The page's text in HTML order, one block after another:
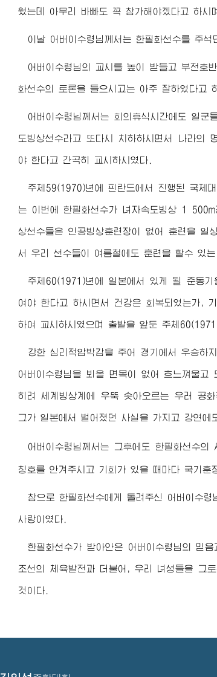
웠는데 아무리 바빠도 꼭 참가해야겠다고 하시
이날 어버이수령님께서 는 한필화선수를 주석
어버이수령님 의 교시를 높이 받들고 부전호
화선수의 토론을 들으시고는 아주 잘하였다고
어버이수령님께서 는 회의휴식시간에도 일군
도빙상선수라고 또다시 치하하시면서 나라의
야 한다고 간곡히 교시하시였다.
주체59(1970)년에 핀란드에서 진행된 국제
는 이번에 한필화선수가 녀자속도빙상 1
상선수들은 인공빙상훈련장이 없어 훈련을 일
서 우리 선수들이 여름철에도 훈련을 할수 있
주체60(1971)년에 일본에서 있게 될 준동기
여야 한다고 하시면서 건강은 회복되였는가,
하여 교시하시였으며 출발을 앞둔 주체
강한 심리적압박감을 주어 경기에서 우승하
어버이수령님 을 뵈올 면목이 없어 흐느껴울고
히려 세계빙상계에 우뚝 솟아오르는 우러 공
그가 일본에서 벌어졌던 사실을 가지고 강연에
어버이수령님께서 는 그후에도 한필화선수의
칭호를 안겨주시고 기회가 있을 때마다 국기훈
참으로 한필화선수에게 돌려주신 어버이수령
사랑이였다.
한필화선수가 받아안은 어버이수령님 의 믿음
조선의 체육발전과 더불어, 우리 녀성들을 그
것이다.